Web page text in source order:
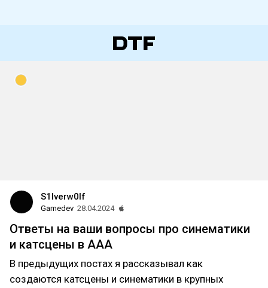
S1lverw0lf
Gamedev 28.04.2024
Ответы на ваши вопросы про синематики
и катсцены в ААА
В предыдущих постах я рассказывал как
создаются катсцены и синематики в крупных